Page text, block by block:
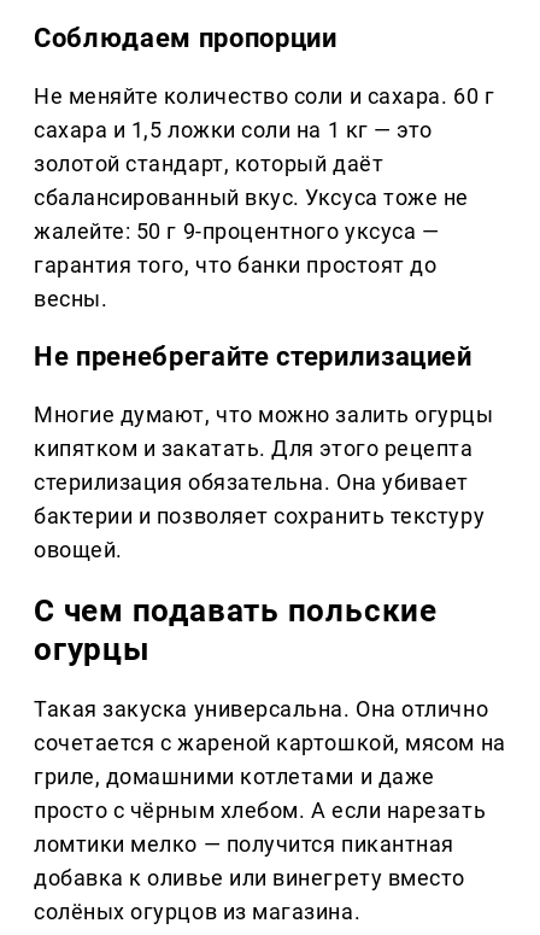
Соблюдаем пропорции
Не меняйте количество соли и сахара. 60 г
сахара и 1,5 ложки соли на 1 кг — это
золотой стандарт, который даёт
сбалансированный вкус. Уксуса тоже не
жалейте: 50 г 9-процентного уксуса —
гарантия того, что банки простоят до
весны.
Не пренебрегайте стерилизацией
Многие думают, что можно залить огурцы
кипятком и закатать. Для этого рецепта
стерилизация обязательна. Она убивает
бактерии и позволяет сохранить текстуру
овощей.
С чем подавать польские
огурцы
Такая закуска универсальна. Она отлично
сочетается с жареной картошкой, мясом на
гриле, домашними котлетами и даже
просто с чёрным хлебом. А если нарезать
ломтики мелко — получится пикантная
добавка к оливье или винегрету вместо
солёных огурцов из магазина.